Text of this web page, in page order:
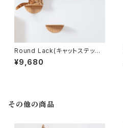
Round Lack(キャットステップ/
2台セット)-MYZOO【nekoko
bo select】
¥9,680
その他の商品